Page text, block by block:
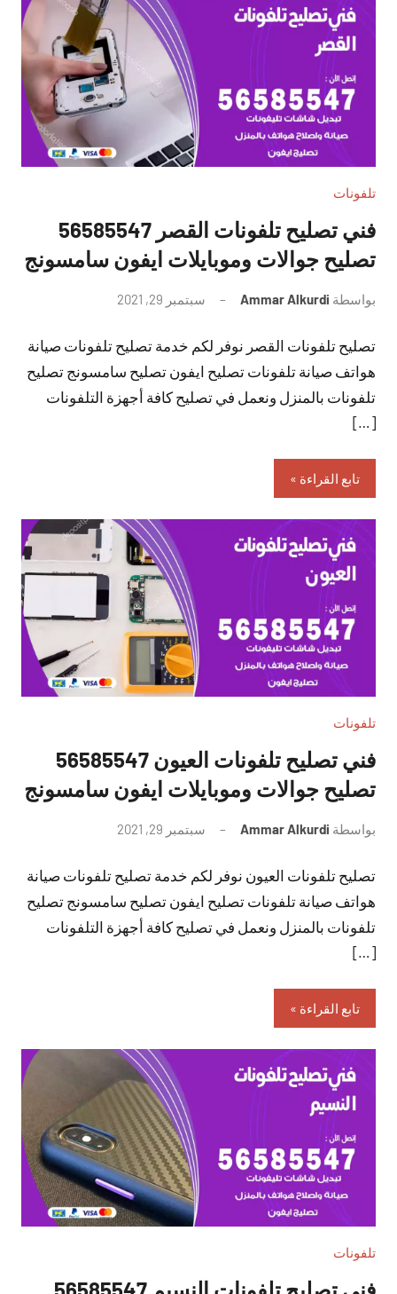
تلفونات
فني تصليح تلفونات القصر 56585547
تصليح جوالات وموبايلات ايفون سامسونج
بواسطة Ammar Alkurdi سبتمبر 29, 2021
تعليقات
تصليح تلفونات القصر نوفر لكم خدمة تصليح تلفونات صيانة
هواتف صيانة تلفونات تصليح ايفون تصليح سامسونج تصليح
تلفونات بالمنزل ونعمل في تصليح كافة أجهزة التلفونات
[…]
تابع القراءة
تلفونات
فني تصليح تلفونات العيون 56585547
تصليح جوالات وموبايلات ايفون سامسونج
بواسطة Ammar Alkurdi سبتمبر 29, 2021
تعليقات
تصليح تلفونات العيون نوفر لكم خدمة تصليح تلفونات صيانة
هواتف صيانة تلفونات تصليح ايفون تصليح سامسونج تصليح
تلفونات بالمنزل ونعمل في تصليح كافة أجهزة التلفونات
[…]
تابع القراءة
تلفونات